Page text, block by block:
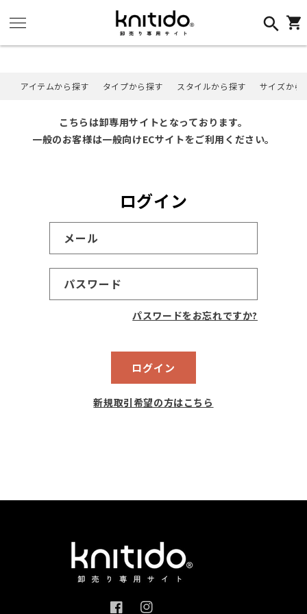
ンツに
進む
カ
アイテムから探す タイプから探す スタイルから探す サイズから
こちらは卸専用サイトとなっております。
一般のお客様は一般向けECサイトをご利用ください。
ログイン
メール
パスワード
パスワードをお忘れですか?
ログイン
新規取引希望の方はこちら